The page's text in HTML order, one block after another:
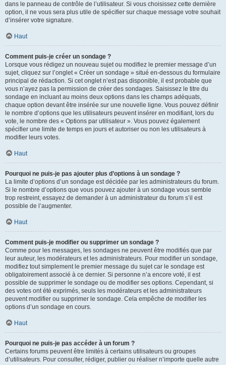
dans le panneau de contrôle de l’utilisateur. Si vous choisissez cette dernière
option, il ne vous sera plus utile de spécifier sur chaque message votre souhait
d’insérer votre signature.
Haut
Comment puis-je créer un sondage ?
Lorsque vous rédigez un nouveau sujet ou modifiez le premier message d’un
sujet, cliquez sur l’onglet « Créer un sondage » situé en-dessous du formulaire
principal de rédaction. Si cet onglet n’est pas disponible, il est probable que
vous n’ayez pas la permission de créer des sondages. Saisissez le titre du
sondage en incluant au moins deux options dans les champs adéquats,
chaque option devant être insérée sur une nouvelle ligne. Vous pouvez définir
le nombre d’options que les utilisateurs peuvent insérer en modifiant, lors du
vote, le nombre des « Options par utilisateur ». Vous pouvez également
spécifier une limite de temps en jours et autoriser ou non les utilisateurs à
modifier leurs votes.
Haut
Pourquoi ne puis-je pas ajouter plus d’options à un sondage ?
La limite d’options d’un sondage est décidée par les administrateurs du forum.
Si le nombre d’options que vous pouvez ajouter à un sondage vous semble
trop restreint, essayez de demander à un administrateur du forum s’il est
possible de l’augmenter.
Haut
Comment puis-je modifier ou supprimer un sondage ?
Comme pour les messages, les sondages ne peuvent être modifiés que par
leur auteur, les modérateurs et les administrateurs. Pour modifier un sondage,
modifiez tout simplement le premier message du sujet car le sondage est
obligatoirement associé à ce dernier. Si personne n’a encore voté, il est
possible de supprimer le sondage ou de modifier ses options. Cependant, si
des votes ont été exprimés, seuls les modérateurs et les administrateurs
peuvent modifier ou supprimer le sondage. Cela empêche de modifier les
options d’un sondage en cours.
Haut
Pourquoi ne puis-je pas accéder à un forum ?
Certains forums peuvent être limités à certains utilisateurs ou groupes
d’utilisateurs. Pour consulter, rédiger, publier ou réaliser n’importe quelle autre